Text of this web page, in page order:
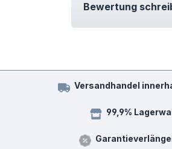
Bewertung
Versandhandel
99,9%